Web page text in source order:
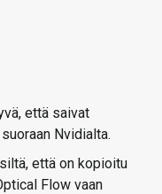
että saivat
Nvidialta.
että on kopioitu
Flow vaan